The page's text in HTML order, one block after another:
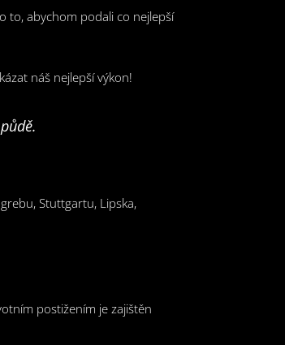
to, abychom podali co nejlepší
náš nejlepší výkon!
Stuttgartu, Lipska,
postižením je zajištěn